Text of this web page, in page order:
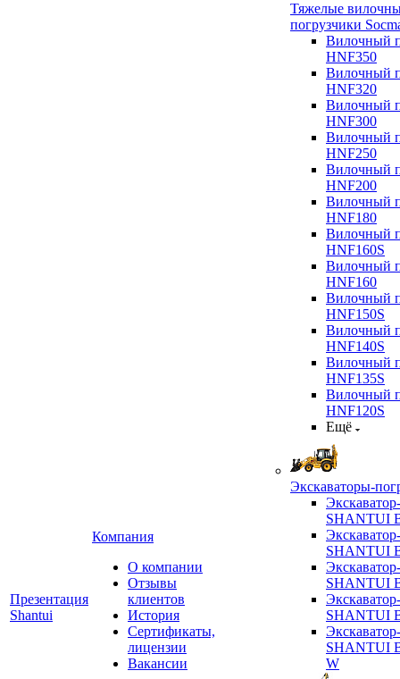
Презентация
Shantui
Компания
О компании
Отзывы
клиентов
История
Сертификаты,
лицензии
Вакансии
Тяжелые
погрузчики
Вилочный
HNF350
Вилочный
HNF320
Вилочный
HNF300
Вилочный
HNF250
Вилочный
HNF200
Вилочный
HNF180
Вилочный
HNF160S
Вилочный
HNF160
Вилочный
HNF150S
Вилочный
HNF140S
Вилочный
HNF135S
Вилочный
HNF120S
Ещё
Экскаваторы-
SHANTUI
SHANTUI
SHANTUI
SHANTUI
SHANTUI
W